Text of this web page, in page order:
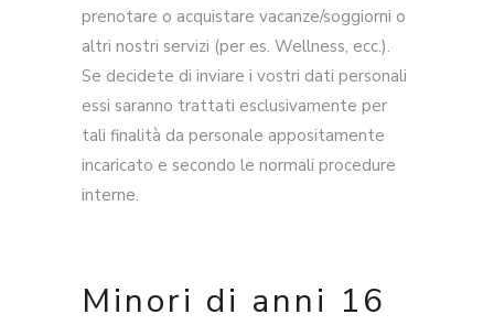
prenotare o acquistare vacanze/soggiorni o
altri nostri servizi (per es. Wellness, ecc.).
Se decidete di inviare i vostri dati personali
essi saranno trattati esclusivamente per
tali finalità da personale appositamente
incaricato e secondo le normali procedure
interne.
Minori di anni 16